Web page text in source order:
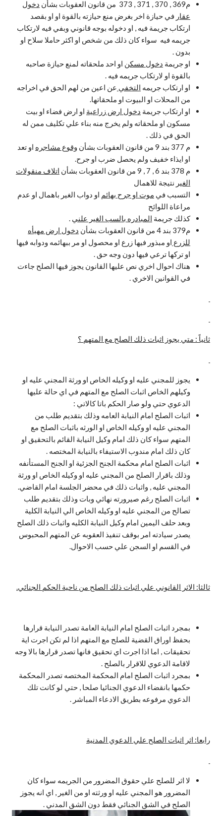
م369 , 370 , 371 , 373 من قانون العقوبات بشأن
دخول
عقار في حيازة اخر بغرض منع حيازته بالقوة او او بقصد
ارتكاب جريمة فيه , او دخوله بوجه قانوني وبفي فيه لارتكاب
جريمه فيه سواء كان ذلك من شخص او اكثر حاملا سلاح او
بدون .
او جريمة دخول مسكن او احد ملحقاته لمنع حيازة صاحبه
بالقوة او لارتكاب جريمه فيه .
او ارتكاب جريمه التخفي عن اعين من لهم الحق في اخراجه
من المحلات او البيوت او ملحقاتها.
او ارتكاب جريمة دخول ارض زراعية او ارض فضاء او بيت
مسكون او ملحقاته ولم يخرج منه بناء علي تكليف ممن له
الحق في ذلك .
م 377 بند 9 من قانون العقوبات بشأن
وقوع مشاجره او تعد
او ايذاء خفيف ولم يحصل ضرب او جرح.
م 378 بند 6 , 7 , 9 من قانون العقوبات بشأن
اتلاف منقولات
الغير نتيجة للاهمال
التسبب في موت او جرح بهائم او دواب الغير باهمال او عدم
مراعاة اللوائح
كذلك جريمة المبادره بالسب الغير علني
م379 بند 4 من قانون العقوبات بشأن
دخول ارض مهيأه
للزرع او مبذور فيها زرع او محصول او مر ببهائمه ودوابه فيها
او تركها ترعي فيها دون وجه حق .
هناك احوال اخري نص عليها القانون يجوز فيها الصلح جاءت
في القوانين الاخري .
ثانياً : متي يجوز اثبات ذلك الصلح مع المتهم ؟
يجوز للمجني عليه او وكيله الخاص او ورثة المجني عليه او
وكيلهم الخاص اثبات الصلح مع المتهم في اي حالة عليها
الدعوي حتي ولو صار الحكم باتا كالاتي :
اثبات الصلح امام النيابة العامه وذلك بتقديم طلب من
المجني عليه او وكيله الخاص او الورثه باثبات الصلح مع
المتهم سواء كان ذلك امام وكيل النيابة القائم بالتحقيق او
كان ذلك امام مندوب الاستيفاء بالنيابة المختصه .
اثبات الصلح امام محكمة الجنح الجزئية او الجنح المستأنفه
وذلك باقرار الصلح من المجني عليه او وكيله الخاص او ورثة
المجني عليه , واثبات ذلك في محضر الجلسة امام القاضي.
اثبات الصلح رغم صيرورته نهائي وبات وذلك بتقديم طلب
تصالح من المجني عليه او وكيله الخاص الي النيابة الكلية
وبعد حلف اليمين امام وكيل النيابة الكليه واثبات ذلك الصلح
يصدر سيادته امر بوقف تنفيذ العقوبه عن المتهم المحبوس
في القسم او السجن علي حسب الاحوال.
ثالثا: الاثر القانوني علي اثبات ذلك الصلح من ناحية الحكم الجنائي.
بمجرد اثبات الصلح امام النيابة العامة تصدر النيابة قرارها
بحفظ اوراق القضية للصلح مع المتهم اذا لم تكن اجرت اية
تحقيقات , اما اذا اجرت اي تحقيق فانها تصدر قرارها بالا وجه
لاقامة الدعوي للاقرار بالصلح .
بمجرد اثبات الصلح امام المحكمة المختصه تصدر المحكمة
حكمها بانقضاء الدعوي الجنائيا صلحا , حتي لو كانت تلك
الدعوي مرفوعه بطريق الادعاء المباشر .
رابعا: اثر اثبات الصلح علي الدعوي المدنية
لا اثر للصلح علي حقوق المضرور من الجريمه سواء كان
المضرور هو المجني عليه او ورثته او من الغير , اي انه يجوز
الصلح في الشق الجنائي فقط دون الشق المدني .